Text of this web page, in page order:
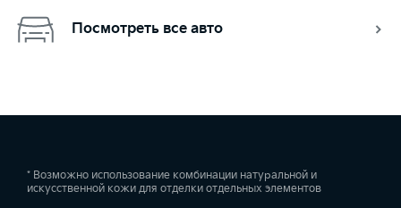
Посмотреть все авто
* Возможно использование комбинации натуральной и
искусственной кожи для отделки отдельных элементов